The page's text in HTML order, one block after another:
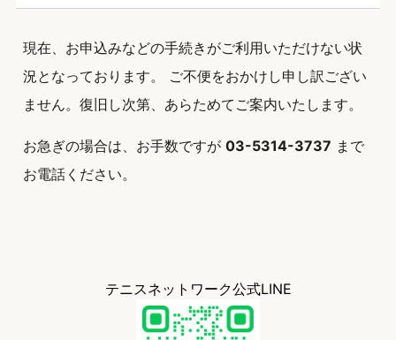
現在、お申込みなどの手続きがご利用いただけない状
況となっております。 ご不便をおかけし申し訳ござい
ません。復旧し次第、あらためてご案内いたします。
お急ぎの場合は、お手数ですが 03-5314-3737 まで
お電話ください。
テニスネットワーク公式LINE